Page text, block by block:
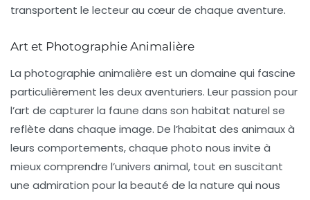
transportent le lecteur au cœur de chaque aventure.
Art et Photographie Animalière
La photographie animalière est un domaine qui fascine
particulièrement les deux aventuriers. Leur passion pour
l’art de capturer la faune dans son habitat naturel se
reflète dans chaque image. De l’habitat des animaux à
leurs comportements, chaque photo nous invite à
mieux comprendre l’univers animal, tout en suscitant
une admiration pour la beauté de la nature qui nous